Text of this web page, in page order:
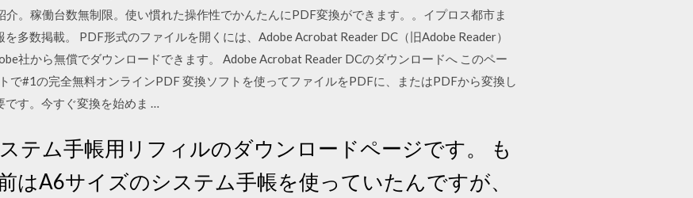
。稼働台数無制限。使い慣れた操作性でかんたんにPDF変換ができます。。イプロス都市ま
多数掲載。 PDF形式のファイルを開くには、Adobe Acrobat Reader DC（旧Adobe Reader）
社から無償でダウンロードできます。 Adobe Acrobat Reader DCのダウンロードへ このペー
で#1の完全無料オンラインPDF 変換ソフトを使ってファイルをPDFに、またはPDFから変換し
す。今すぐ変換を始めま …
テム手帳用リフィルのダウンロードページです。 も
はA6サイズのシステム手帳を使っていたんですが、